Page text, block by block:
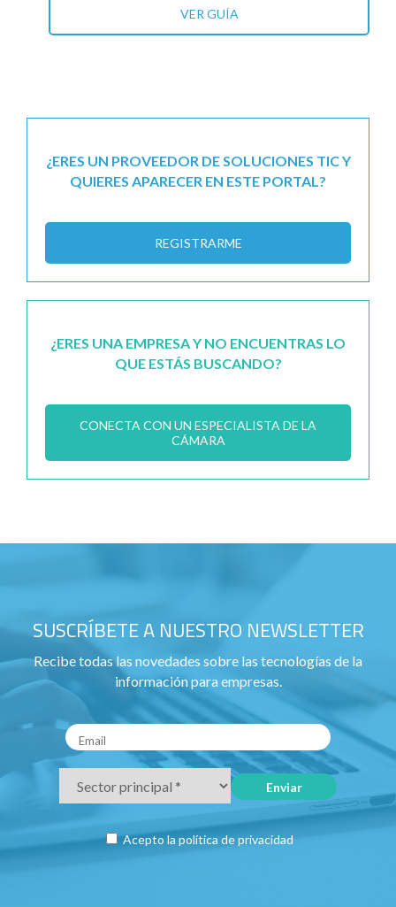
VER GUÍA
¿ERES UN PROVEEDOR DE SOLUCIONES TIC Y
QUIERES APARECER EN ESTE PORTAL?
REGISTRARME
¿ERES UNA EMPRESA Y NO ENCUENTRAS LO
QUE ESTÁS BUSCANDO?
CONECTA CON UN ESPECIALISTA DE LA
CÁMARA
SUSCRÍBETE A NUESTRO NEWSLETTER
Recibe todas las novedades sobre las tecnologías de la
información para empresas.
Acepto la política de privacidad